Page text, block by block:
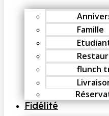
Famille
flunch
Fidélité